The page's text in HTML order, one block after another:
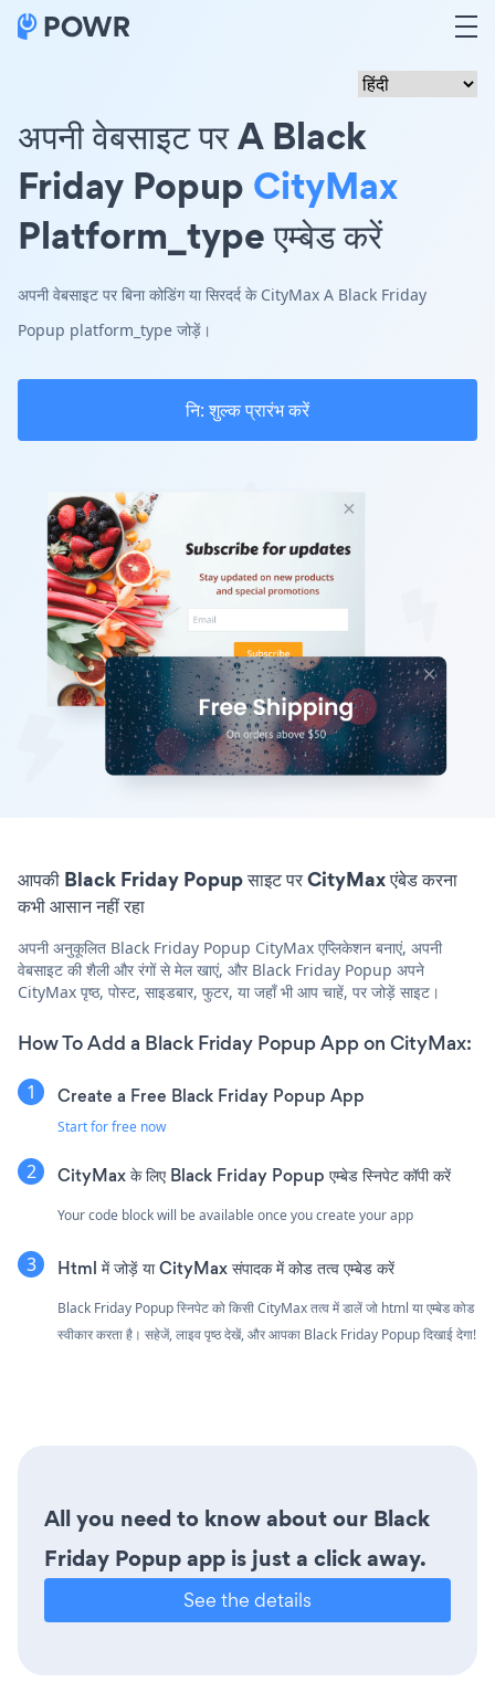
अपनी वेबसाइट पर A Black
Friday Popup CityMax
Platform_type एम्बेड करें
अपनी वेबसाइट पर बिना कोडिंग या सिरदर्द के CityMax A Black Friday
Popup platform_type जोड़ें।
नि: शुल्क प्रारंभ करें
आपकी Black Friday Popup साइट पर CityMax एंबेड करना
कभी आसान नहीं रहा
अपनी अनुकूलित Black Friday Popup CityMax एप्लिकेशन बनाएं, अपनी
वेबसाइट की शैली और रंगों से मेल खाएं, और Black Friday Popup अपने
CityMax पृष्ठ, पोस्ट, साइडबार, फुटर, या जहाँ भी आप चाहें, पर जोड़ें साइट।
How To Add a Black Friday Popup App on CityMax:
Create a Free Black Friday Popup App
Start for free now
CityMax के लिए Black Friday Popup एम्बेड स्निपेट कॉपी करें
Your code block will be available once you create your app
Html में जोड़ें या CityMax संपादक में कोड तत्व एम्बेड करें
Black Friday Popup स्निपेट को किसी CityMax तत्व में डालें जो html या एम्बेड कोड
स्वीकार करता है। सहेजें, लाइव पृष्ठ देखें, और आपका Black Friday Popup दिखाई देगा!
All you need to know about our Black
Friday Popup app is just a click away.
See the details